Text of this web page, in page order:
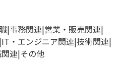
事務関連 営業・販売関連
IT・エンジニア関連 技術関連
連 その他